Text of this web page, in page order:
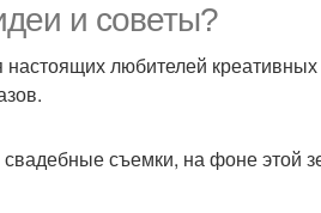
и советы?
любителей креативных
съемки, на фоне этой